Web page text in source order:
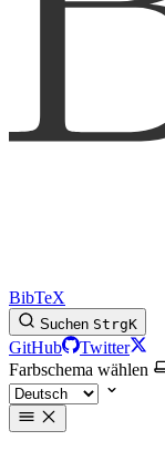
BibTeX
Suchen StrgK
GitHub
Twitter
Farbschema wählen